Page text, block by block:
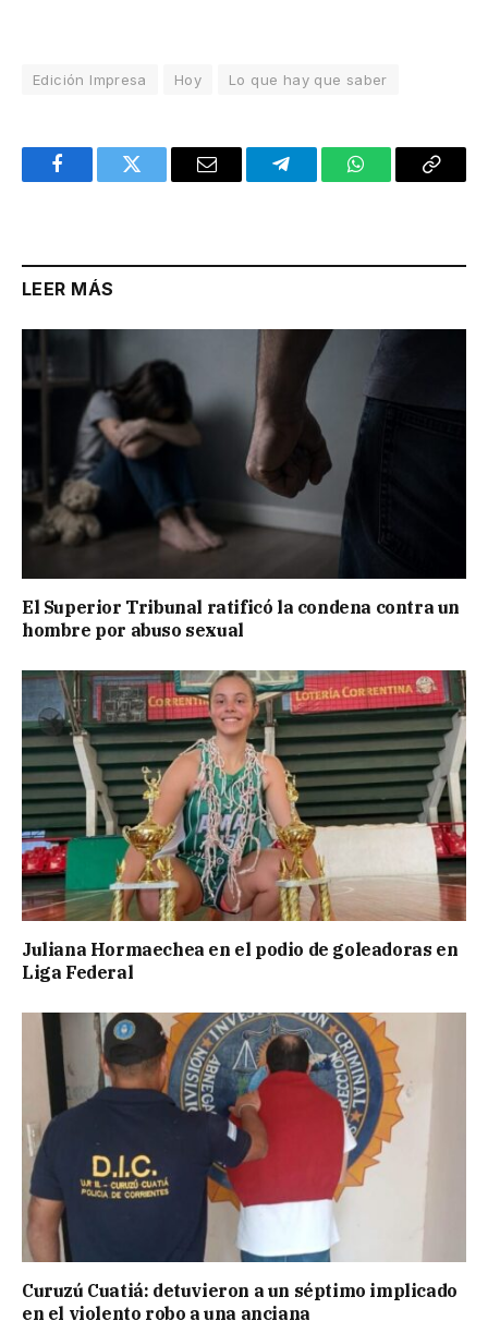
Edición Impresa Hoy Lo que hay que saber
FacebookTwitter Email TelegramWhatsAppCopy
LEER MÁS
El Superior Tribunal ratificó la condena contra un
hombre por abuso sexual
Juliana Hormaechea en el podio de goleadoras en
Liga Federal
Curuzú Cuatiá: detuvieron a un séptimo implicado
en el violento robo a una anciana